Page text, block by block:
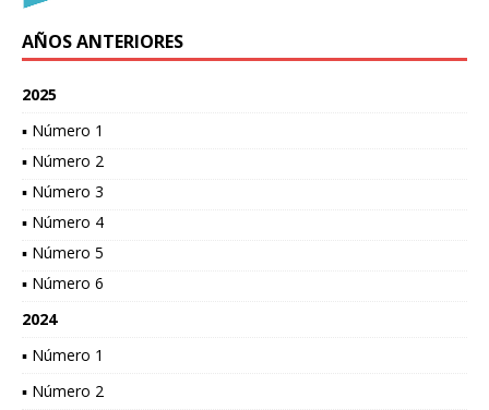
AÑOS ANTERIORES
2025
▪ Número 1
▪ Número 2
▪ Número 3
▪ Número 4
▪ Número 5
▪ Número 6
2024
▪ Número 1
▪ Número 2